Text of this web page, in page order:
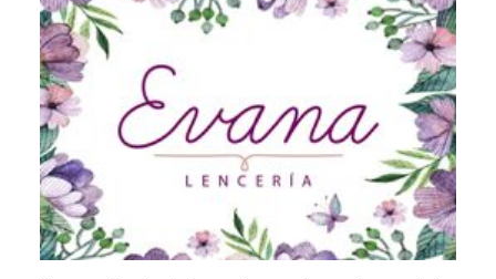
tu suerte al instante.